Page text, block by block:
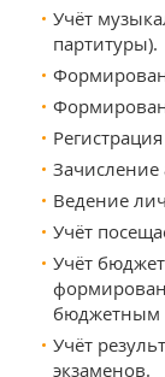
Учёт
партитуры).
Зачисление
Ведение
Учёт
Учёт
бюджетным
Учёт
экзаменов.